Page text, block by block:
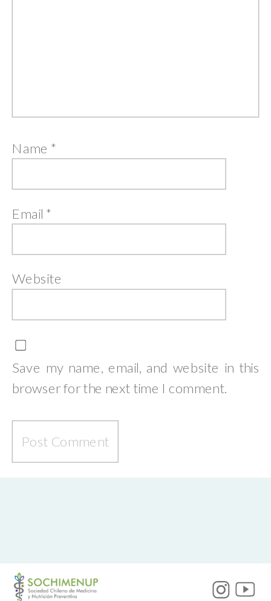
Name *
Email *
Website
Save my name, email, and website in this
browser for the next time I comment.